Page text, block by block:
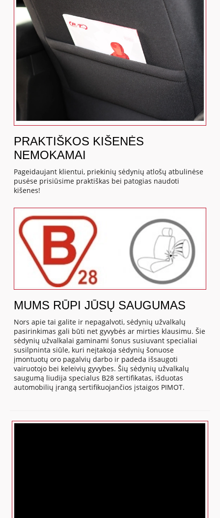
PRAKTIŠKOS KIŠENĖS
NEMOKAMAI
Pageidaujant klientui, priekinių sėdynių atlošų atbulinėse
pusėse prisiūsime praktiškas bei patogias naudoti
kišenes!
MUMS RŪPI JŪSŲ SAUGUMAS
Nors apie tai galite ir nepagalvoti, sėdynių užvalkalų
pasirinkimas gali būti net gyvybės ar mirties klausimu. Šie
sėdynių užvalkalai gaminami šonus susiuvant specialiai
susilpninta siūle, kuri neįtakoja sėdynių šonuose
įmontuotų oro pagalvių darbo ir padeda išsaugoti
vairuotojo bei keleivių gyvybes. Šių sėdynių užvalkalų
saugumą liudija specialus B28 sertifikatas, išduotas
automobilių įrangą sertifikuojančios įstaigos PIMOT.